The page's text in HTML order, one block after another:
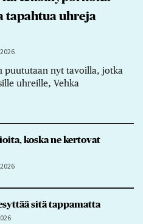
tapahtua uhreja
puututaan nyt tavoilla, jotka
uhreille, Vehka
koska ne kertovat
sitä tappamatta